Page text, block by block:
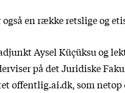
også en række retslige og
Aysel Küçüksu og
på det Juridiske
offentlig.ai.dk, som